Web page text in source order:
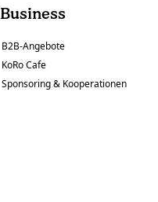
Business
B2B-Angebote
KoRo Cafe
Sponsoring & Kooperationen